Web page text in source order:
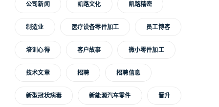
公司新闻 凯路文化 凯路精密
制造业 医疗设备零件加工 员工博客
培训心得 客户故事 微小零件加工
技术文章 招聘 招聘信息
新型冠状病毒 新能源汽车零件 晋升